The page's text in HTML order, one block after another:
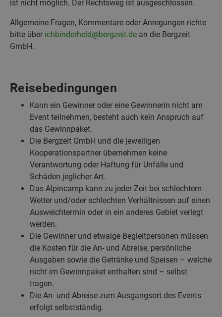
ist nicht möglich. Der Rechtsweg ist ausgeschlossen.
Allgemeine Fragen, Kommentare oder Anregungen richte
bitte über ichbinderheld@bergzeit.de an die Bergzeit
GmbH.
Reisebedingungen
Kann ein Gewinner oder eine Gewinnerin nicht am
Event teilnehmen, besteht auch kein Anspruch auf
das Gewinnpaket.
Die Bergzeit GmbH und die jeweiligen
Kooperationspartner übernehmen keine
Verantwortung oder Haftung für Unfälle und
Schäden jeglicher Art.
Das Alpincamp kann zu jeder Zeit bei schlechtem
Wetter und/oder schlechten Verhältnissen auf einen
Ausweichtermin oder in ein anderes Gebiet verlegt
werden.
Die Gewinner und etwaige Begleitpersonen müssen
die Kosten für die An- und Abreise, persönliche
Ausgaben sowie die Getränke und Speisen – welche
nicht im Gewinnpaket enthalten sind – selbst
tragen.
Die An- und Abreise zum Ausgangsort des Events
erfolgt selbstständig.